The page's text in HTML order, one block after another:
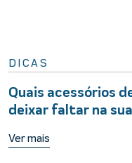
DICAS
Quais acessórios
deixar faltar na
Ver mais